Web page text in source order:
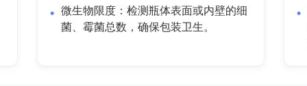
微生物限度：检测瓶体表面或内壁的细
菌、霉菌总数，确保包装卫生。